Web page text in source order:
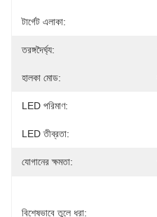
টার্গেট এলাকা:
তরঙ্গদৈর্ঘ্য:
হালকা মোড:
LED পরিমাণ:
LED তীব্রতা:
যোগানের ক্ষমতা:
বিশেষভাবে তুলে ধরা: